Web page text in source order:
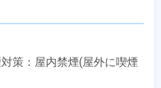
策：屋内禁煙(屋外に喫煙